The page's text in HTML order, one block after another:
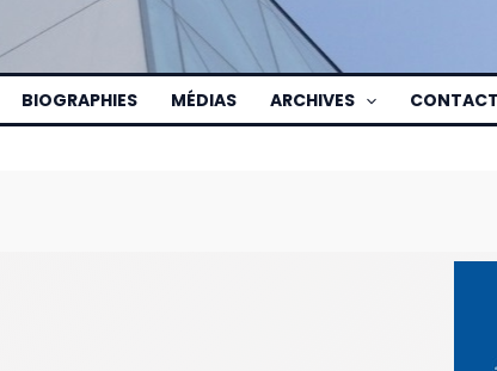
BIOGRAPHIES MÉDIAS ARCHIVES CONTACT